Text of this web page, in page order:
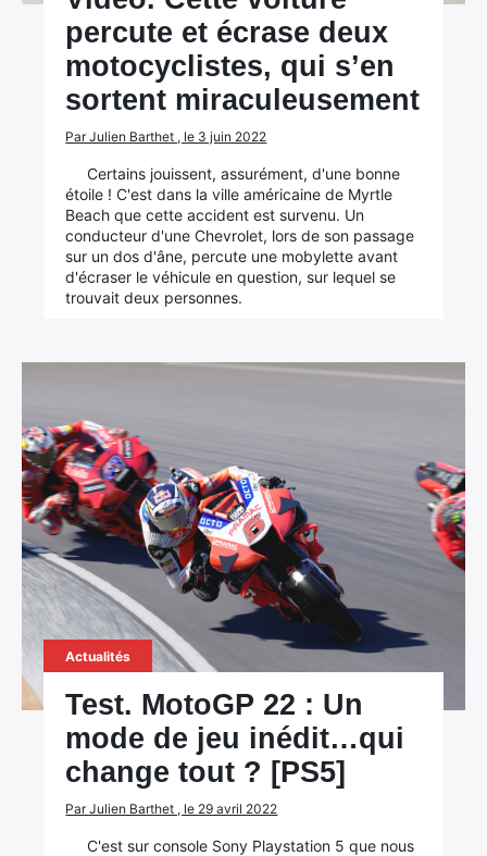
percute et écrase deux
motocyclistes, qui s’en
sortent miraculeusement
Par Julien Barthet , le 3 juin 2022
Certains jouissent, assurément, d'une bonne
étoile ! C'est dans la ville américaine de Myrtle
Beach que cette accident est survenu. Un
conducteur d'une Chevrolet, lors de son passage
sur un dos d'âne, percute une mobylette avant
d'écraser le véhicule en question, sur lequel se
trouvait deux personnes.
Actualités
Test. MotoGP 22 : Un
mode de jeu inédit…qui
change tout ? [PS5]
Par Julien Barthet , le 29 avril 2022
C'est sur console Sony Playstation 5 que nous